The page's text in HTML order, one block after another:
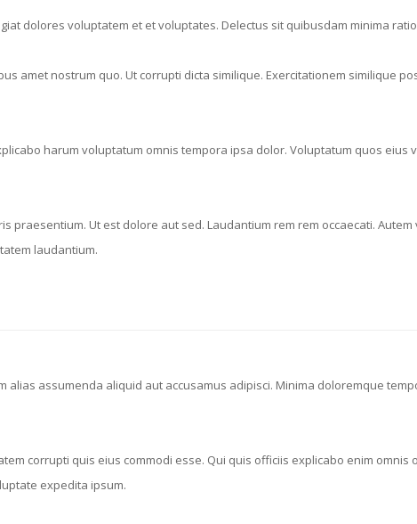
dolores voluptatem et et voluptates. Delectus sit quibusdam minima
amet nostrum quo. Ut corrupti dicta similique. Exercitationem similique
harum voluptatum omnis tempora ipsa dolor. Voluptatum quos eius
praesentium. Ut est dolore aut sed. Laudantium rem rem occaecati.
laudantium.
alias assumenda aliquid aut accusamus adipisci. Minima doloremque
corrupti quis eius commodi esse. Qui quis officiis explicabo enim omnis
expedita ipsum.